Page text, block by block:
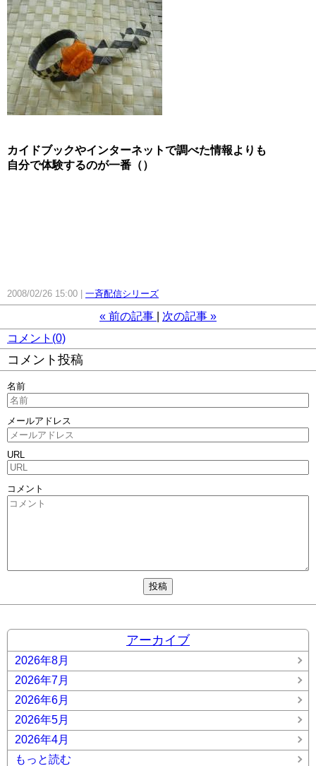
カイドブックやインターネットで調べた情報よりも
自分で体験するのが一番（）
2008/02/26 15:00 一斉配信シリーズ
« 前の記事 次の記事 »
コメント(0)
コメント投稿
名前
メールアドレス
URL
コメント
アーカイブ
2026年8月
2026年7月
2026年6月
2026年5月
2026年4月
もっと読む